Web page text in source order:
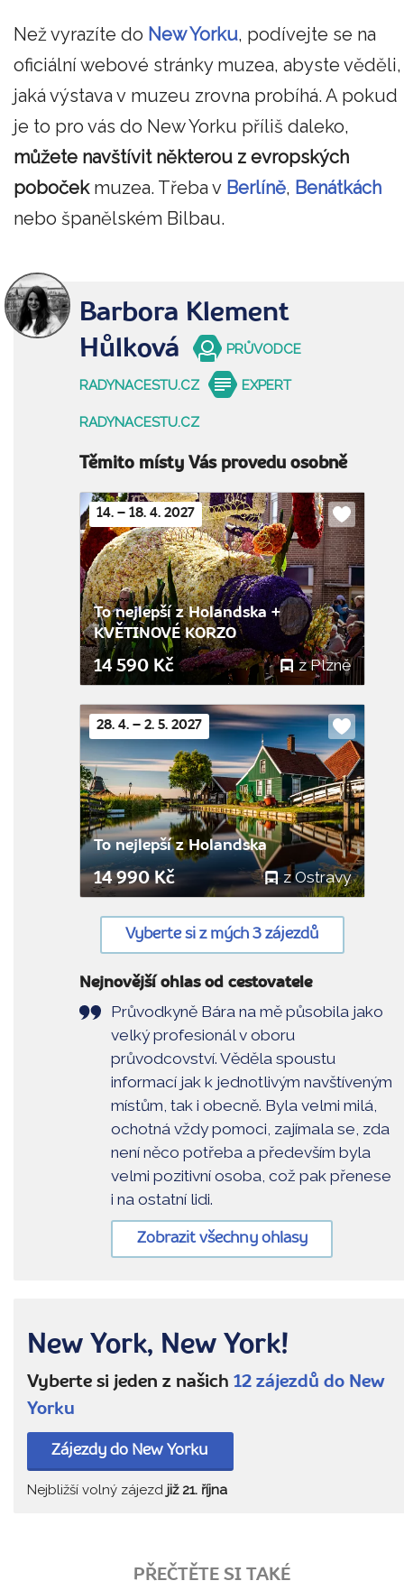
Než vyrazíte do New Yorku, podívejte se na
oficiální webové stránky muzea, abyste věděli,
jaká výstava v muzeu zrovna probíhá. A pokud
je to pro vás do New Yorku příliš daleko,
můžete navštívit některou z evropských
pobočekmuzea. Třeba v Berlíně, Benátkách
nebo španělském Bilbau.
Barbora Klement
Hůlková
PRŮVODCE
RADYNACESTU.CZ EXPERT
RADYNACESTU.CZ
Těmito místy Vás provedu osobně
14. – 18. 4. 2027
Do
oblíbených
To nejlepší z Holandska +
KVĚTINOVÉ KORZO
14 590 Kč z Plzně
28. 4. – 2. 5. 2027
Do
oblíbených
To nejlepší z Holandska
14 990 Kč z Ostravy
Vyberte si z mých 3 zájezdů
Nejnovější ohlas od cestovatele
Průvodkyně Bára na mě působila jako
velký profesionál v oboru
průvodcovství. Věděla spoustu
informací jak k jednotlivým navštíveným
místům, tak i obecně. Byla velmi milá,
ochotná vždy pomoci, zajímala se, zda
není něco potřeba a především byla
velmi pozitivní osoba, což pak přenese
i na ostatní lidi.
Zobrazit všechny ohlasy
New York, New York!
Vyberte si jeden z našich 12 zájezdů do New
Yorku
Zájezdy do New Yorku
Nejbližší volný zájezd již 21. října
PŘEČTĚTE SI TAKÉ